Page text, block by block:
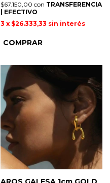
$67.150,00 con TRANSFERENCIA
| EFECTIVO
3 x $26.333,33 sin interés